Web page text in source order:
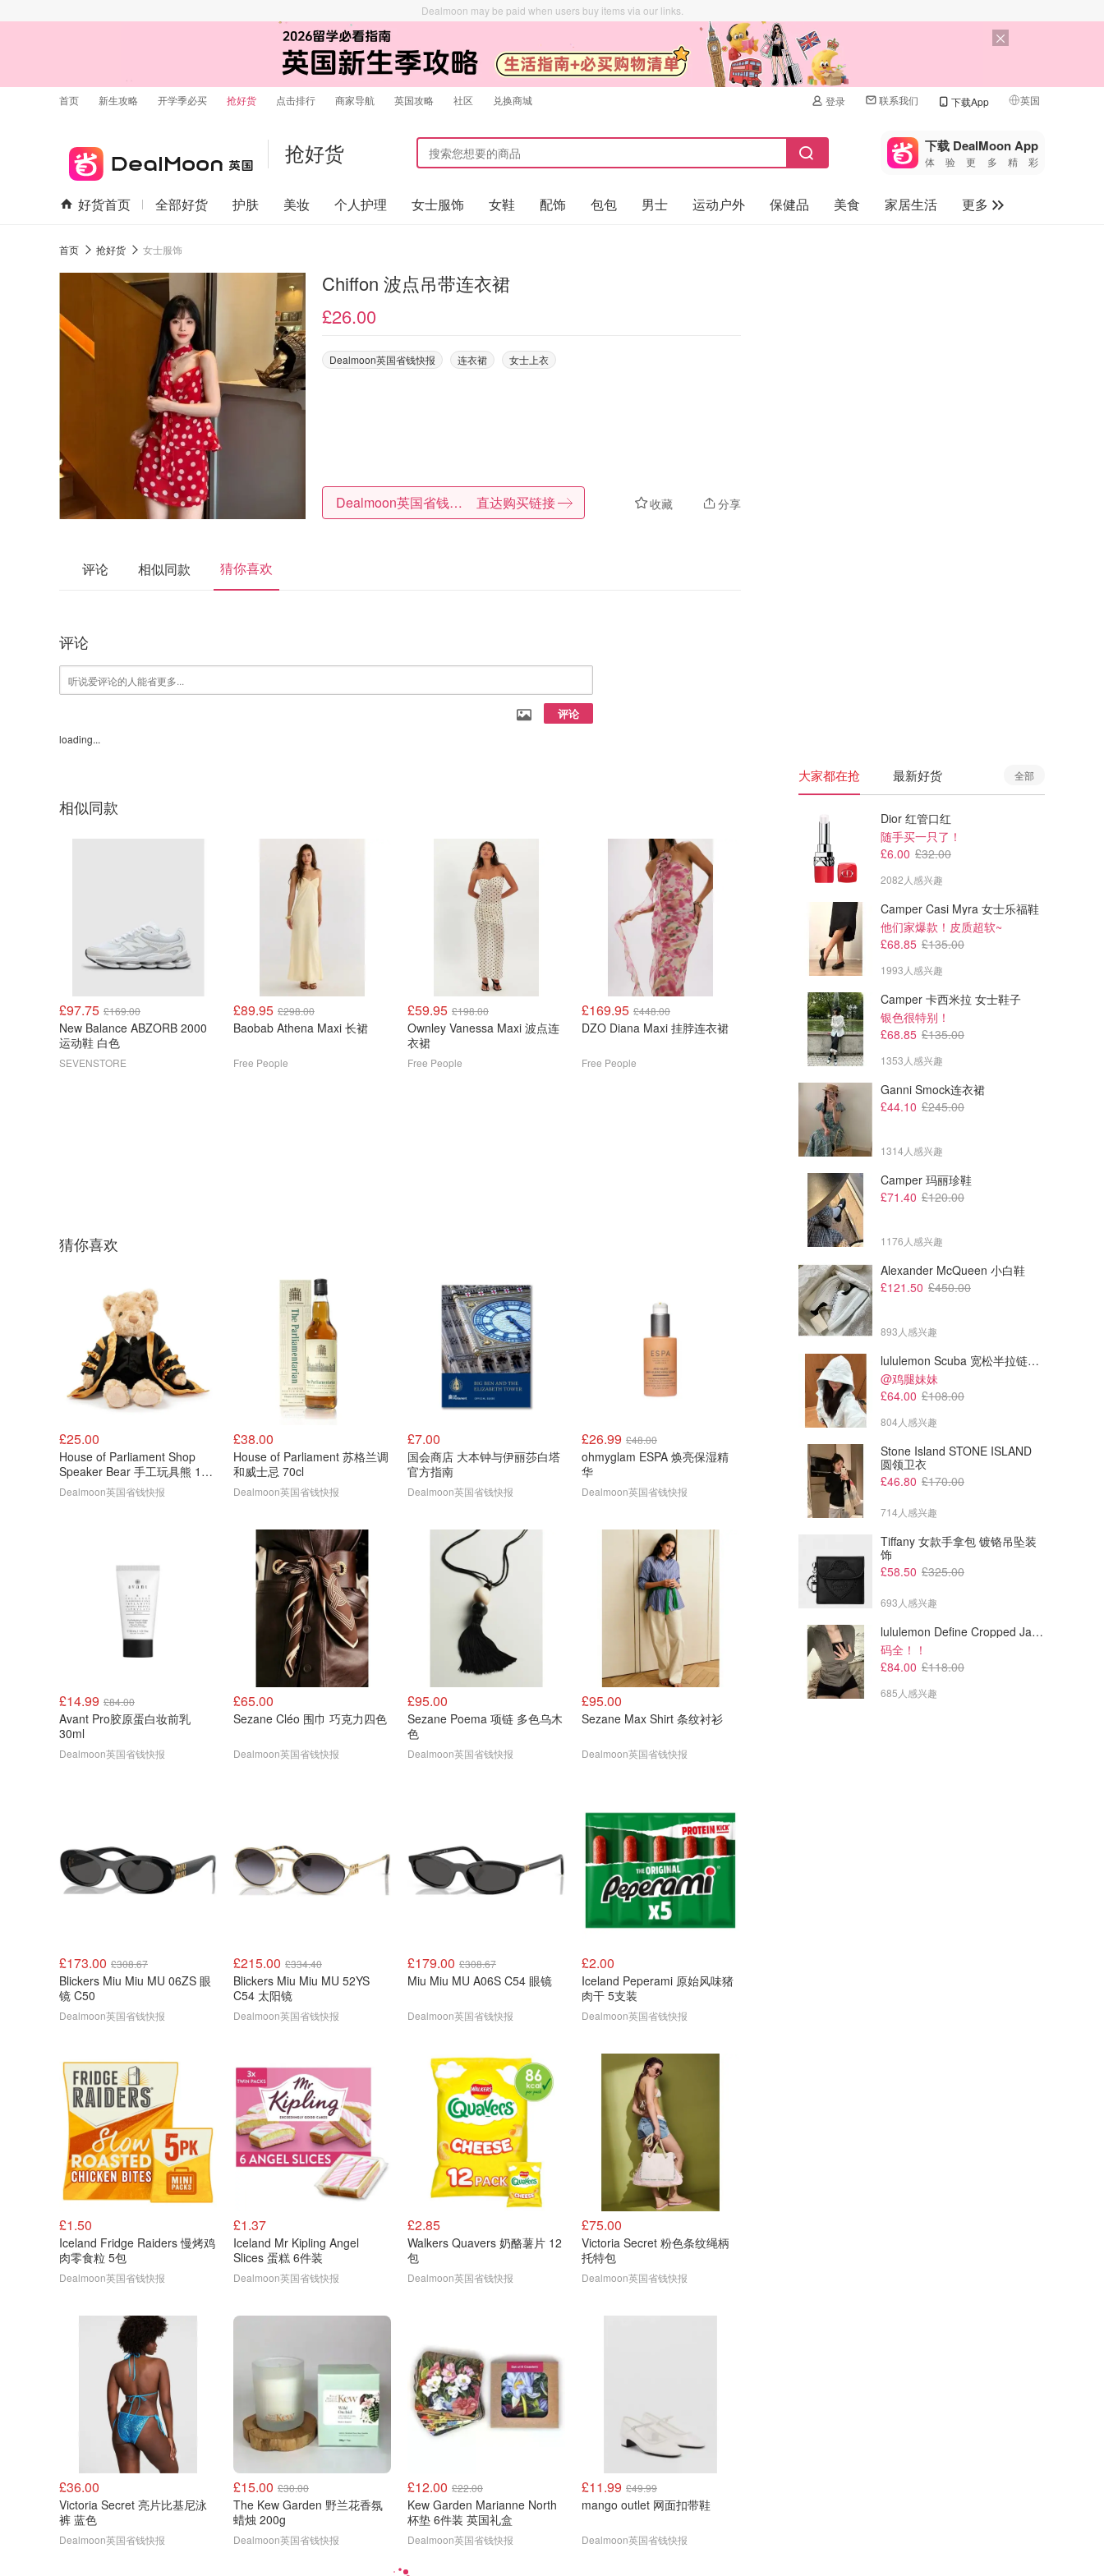
Dealmoon may be paid when users buy items via our links.
首页 新生攻略 开学季必买 抢好货 点击排行 商家导航 英国攻略 社区 兑换商城 登录 联系我们 下载App 英国
🇺🇸
🇨🇳 中国
🇨🇦加拿大
抢好货 下载 DealMoon App
体验更多精彩
好货首页 全部好货 护肤 美妆 个人护理 女士服饰 女鞋 配饰 包包 男士 运动户外 保健品 美食 家居生活
更多
首页 抢好货 女士服饰
Chiffon 波点吊带连衣裙
£26.00
Dealmoon英国省钱快报 连衣裙 女士上衣
收藏 分享
Dealmoon英国省钱快报 直达购买链接
评论 相似同款 猜你喜欢
评论
评论
loading...
相似同款
£97.75 £169.00
New Balance ABZORB 2000
运动鞋 白色
SEVENSTORE
£89.95 £298.00
Baobab Athena Maxi 长裙
Free People
£59.95 £198.00
Ownley Vanessa Maxi 波点连
衣裙
Free People
£169.95 £448.00
DZO Diana Maxi 挂脖连衣裙
Free People
£498.00
Significant Other Devlyn 薄纱
Free People
£32.00
三角内衣
Calvin Klein
猜你喜欢
£25.00
House of Parliament Shop
Speaker Bear 手工玩具熊 14
英寸
Dealmoon英国省钱快报
£38.00
House of Parliament 苏格兰调
和威士忌 70cl
Dealmoon英国省钱快报
£7.00
国会商店 大本钟与伊丽莎白塔
官方指南
Dealmoon英国省钱快报
£26.99 £48.00
ohmyglam ESPA 焕亮保湿精
华
Dealmoon英国省钱快报
£14.99 £84.00
Avant Pro胶原蛋白妆前乳
30ml
Dealmoon英国省钱快报
£65.00
Sezane Cléo 围巾 巧克力四色
Dealmoon英国省钱快报
£95.00
Sezane Poema 项链 多色乌木
色
Dealmoon英国省钱快报
£95.00
Sezane Max Shirt 条纹衬衫
Dealmoon英国省钱快报
£173.00 £308.67
Blickers Miu Miu MU 06ZS 眼
镜 C50
Dealmoon英国省钱快报
£215.00 £334.40
Blickers Miu Miu MU 52YS
C54 太阳镜
Dealmoon英国省钱快报
£179.00 £308.67
Miu Miu MU A06S C54 眼镜
Dealmoon英国省钱快报
£2.00
Iceland Peperami 原始风味猪
肉干 5支装
Dealmoon英国省钱快报
£1.50
Iceland Fridge Raiders 慢烤鸡
肉零食粒 5包
Dealmoon英国省钱快报
£1.37
Iceland Mr Kipling Angel
Slices 蛋糕 6件装
Dealmoon英国省钱快报
£2.85
Walkers Quavers 奶酪薯片 12
包
Dealmoon英国省钱快报
£75.00
Victoria Secret 粉色条纹绳柄
托特包
Dealmoon英国省钱快报
£36.00
Victoria Secret 亮片比基尼泳
裤 蓝色
Dealmoon英国省钱快报
£15.00 £30.00
The Kew Garden 野兰花香氛
蜡烛 200g
Dealmoon英国省钱快报
£12.00 £22.00
Kew Garden Marianne North
杯垫 6件装 英国礼盒
Dealmoon英国省钱快报
£11.99 £49.99
mango outlet 网面扣带鞋
Dealmoon英国省钱快报
大家都在抢 最新好货 全部
Dior 红管口红
随手买一只了！
£6.00 £32.00
2082人感兴趣
Camper Casi Myra 女士乐福鞋
他们家爆款！皮质超软~
£68.85 £135.00
1993人感兴趣
Camper 卡西米拉 女士鞋子
银色很特别！
£68.85 £135.00
1353人感兴趣
Ganni Smock连衣裙
£44.10 £245.00
1314人感兴趣
Camper 玛丽珍鞋
£71.40 £120.00
1176人感兴趣
Alexander McQueen 小白鞋
£121.50 £450.00
893人感兴趣
lululemon Scuba 宽松半拉链卫衣
@鸡腿妹妹
£64.00 £108.00
804人感兴趣
Stone Island STONE ISLAND
圆领卫衣
£46.80 £170.00
714人感兴趣
Tiffany 女款手拿包 镀铬吊坠装
饰
£58.50 £325.00
693人感兴趣
lululemon Define Cropped Jacket Nulu 短款夹克
码全！！
£84.00 £118.00
685人感兴趣